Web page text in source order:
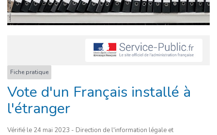
Fiche pratique
Vote d'un Français installé à
l'étranger
Vérifié le 24 mai 2023 - Direction de l'information légale et